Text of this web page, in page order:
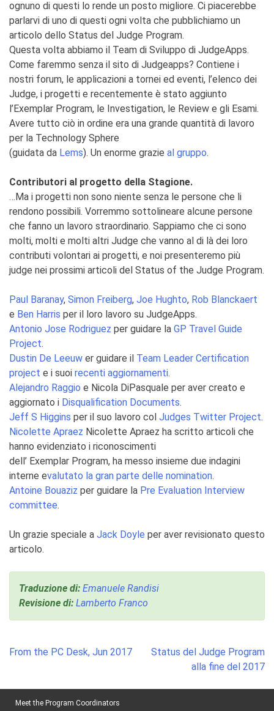
ognuno di questi lo rende un posto migliore. Ci piacerebbe
parlarvi di uno di questi ogni volta che pubblichiamo un
articolo dello Status del Judge Program.
Questa volta abbiamo il Team di Sviluppo di JudgeApps.
Come faremmo senza il sito di Judgeapps? Contiene i
nostri forum, le applicazioni a tornei ed eventi, l’elenco dei
Judge, i progetti e recentemente è stato aggiunto
l’Exemplar Program, le Investigation, le Review e gli Esami.
Avere tutto ciò in ordine era una grande quantità di lavoro
per la Technology Sphere
(guidata da Lems). Un enorme grazie al gruppo.
Contributori al progetto della Stagione.
…Ma i progetti non sono niente senza le persone che li
rendono possibili. Vorremmo sottolineare alcune persone
che fanno un lavoro straordinario. Sappiamo che ci sono
molti, molti e molti altri Judge che vanno al di là dei loro
contributi volontari ai progetti, e noi presenteremo più
judge nei prossimi articoli del Status of the Judge Program.
Paul Baranay, Simon Freiberg, Joe Hughto, Rob Blanckaert
e Ben Harris per il loro lavoro su JudgeApps.
Antonio Jose Rodriguez per guidare la GP Travel Guide
Project.
Dustin De Leeuw er guidare il Team Leader Certification
project e i suoi recenti aggiornamenti.
Alejandro Raggio e Nicola DiPasquale per aver creato e
aggiornato i Disqualification Documents.
Jeff S Higgins per il suo lavoro col Judges Twitter Project.
Nicolette Apraez Nicolette Apraez ha scritto articoli che
hanno evidenziato i riconoscimenti
dell’ Exemplar Program, ha messo insieme due indagini
interne evalutato la gran parte delle nomination.
Antoine Bouaziz per guidare la Pre Evaluation Interview
committee.
Un grazie speciale a Jack Doyle per aver revisionato questo
articolo.
Traduzione di: Emanuele Randisi
Revisione di: Lamberto Franco
Post
From the PC Desk, Jun 2017
Status del Judge Program
alla fine del 2017
Meet the Program Coordinators